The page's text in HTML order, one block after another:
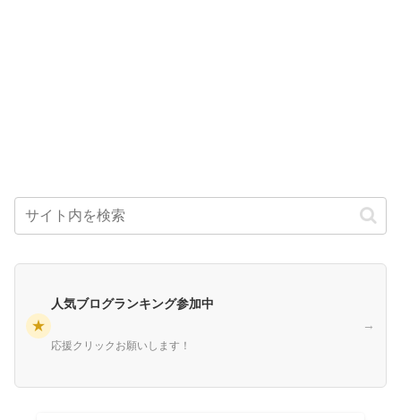
★
人気ブログランキング参加中
応援クリックお願いします！
→